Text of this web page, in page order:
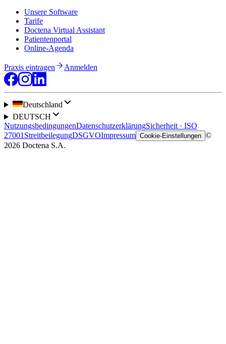
Unsere Software
Tarife
Doctena Virtual Assistant
Patientenportal
Online-Agenda
Praxis eintragen Anmelden
Deutschland
DEUTSCH
NutzungsbedingungenDatenschutzerklärungSicherheit · ISO
27001 StreitbeilegungDSGVOImpressum Cookie-Einstellungen ©
2026 Doctena S.A.